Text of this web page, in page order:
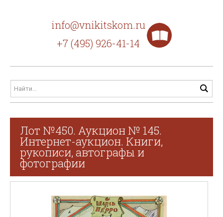
info@vnikitskom.ru
+7 (495) 926-41-14
Лот №450. Аукцион № 145.
Интернет-аукцион. Книги,
рукописи, автографы и
фотографии